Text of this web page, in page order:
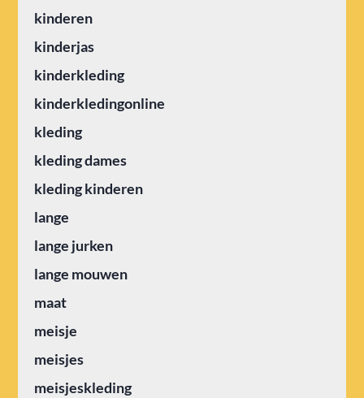
kinderen
kinderjas
kinderkleding
kinderkledingonline
kleding
kleding dames
kleding kinderen
lange
lange jurken
lange mouwen
maat
meisje
meisjes
meisjeskleding